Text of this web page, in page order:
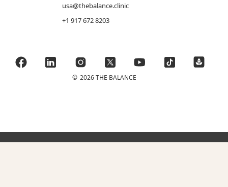
usa@thebalance.clinic
+1 917 672 8203
© 2026 THE BALANCE